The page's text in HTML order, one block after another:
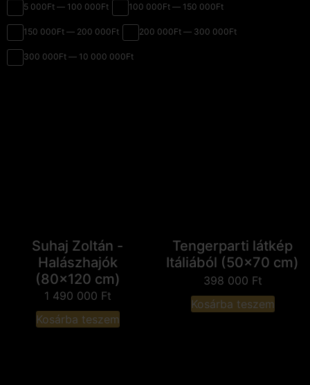
5 000Ft — 100 000Ft 100 000Ft — 150 000Ft
150 000Ft — 200 000Ft 200 000Ft — 300 000Ft
300 000Ft — 10 000 000Ft
Suhaj Zoltán -
Halászhajók
(80x120 cm)
1 490 000 Ft
Kosárba teszem
Tengerparti látkép
Itáliából (50x70 cm)
398 000 Ft
Kosárba teszem